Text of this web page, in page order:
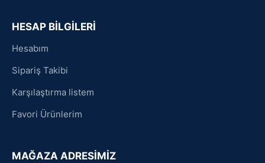
HESAP BİLGİLERİ
Hesabım
Sipariş Takibi
Karşılaştırma listem
Favori Ürünlerim
MAĞAZA ADRESİMİZ